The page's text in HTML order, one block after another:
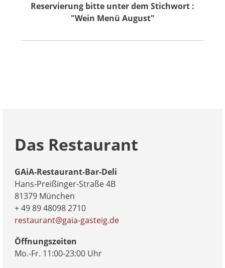
Reservierung bitte unter dem Stichwort :
"Wein Menü August"
Das Restaurant
GAiA-Restaurant-Bar-Deli
Hans-Preißinger-Straße 4B
81379 München
+ 49 89 48098 2710
restaurant@gaia-gasteig.de
Öffnungszeiten
Mo.-Fr. 11:00-23:00 Uhr